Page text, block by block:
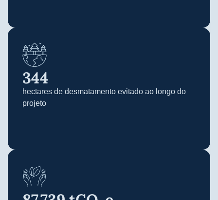
344
hectares de desmatamento evitado ao longo do
projeto